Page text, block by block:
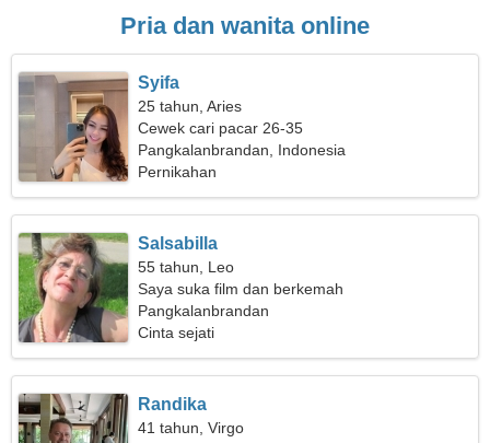
Pria dan wanita online
Syifa
25 tahun, Aries
Cewek cari pacar 26-35
Pangkalanbrandan, Indonesia
Pernikahan
Salsabilla
55 tahun, Leo
Saya suka film dan berkemah
Pangkalanbrandan
Cinta sejati
Randika
41 tahun, Virgo